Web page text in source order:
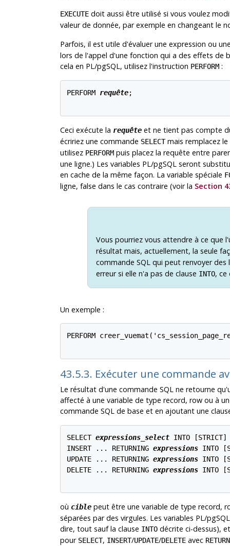
EXECUTEdoit aussi être utilisé si vous voulez
valeur de donnée, par exemple en changeant le
Parfois, il est utile d'évaluer une expression ou
lors de l'appel d'une fonction qui a des effets de
cela en PL/pgSQL, utilisez l'instruction PERFORM:
PERFORM requête;
Ceci exécute la requêteet ne tient pas compte
écririez une commande SELECTmais remplacez
utilisez PERFORMpuis placez la requête entre
une ligne.) Les variables PL/pgSQL seront
en cache de la même façon. La variable spéciale
ligne, false dans le cas contraire (voir la Section
Vous pourriez vous attendre à ce que
résultat mais, actuellement, la seule
commande SQL qui peut renvoyer
erreur si elle n'a pas de clause INTO, ce
Un exemple :
PERFORM
43.5.3. Exécuter une commande
Le résultat d'une commande SQL ne retourne
affecté à une variable de type record, row ou à
commande SQL de base et en ajoutant une
SELECT expressions_select INTO [STRICT
INSERT ... RETURNING expressions INTO [
UPDATE ... RETURNING expressions INTO [
DELETE ... RETURNING expressions INTO [
où ciblepeut être une variable de type record,
séparées par des virgules. Les variables PL/pgSQL
dire, tout sauf la clause INTOdécrite ci-dessus),
pour SELECT, INSERT/UPDATE/DELETEavec